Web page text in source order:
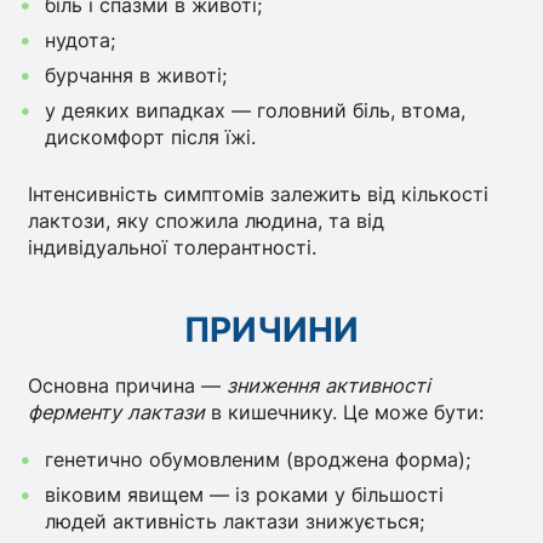
біль і спазми в животі;
нудота;
бурчання в животі;
у деяких випадках — головний біль, втома,
дискомфорт після їжі.
Інтенсивність симптомів залежить від кількості
лактози, яку спожила людина, та від
індивідуальної толерантності.
ПРИЧИНИ
Основна причина — зниження активності
ферменту лактазив кишечнику. Це може бути:
генетично обумовленим (вроджена форма);
віковим явищем — із роками у більшості
людей активність лактази знижується;